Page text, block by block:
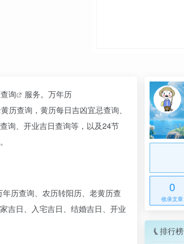
询
服务。万年历
历查询，黄历每日吉凶宜忌查询、
询、开业吉日查询等，以及24节
历查询、农历转阳历、老黄历查
吉日、入宅吉日、结婚吉日、开业
0
收录文章
排行榜